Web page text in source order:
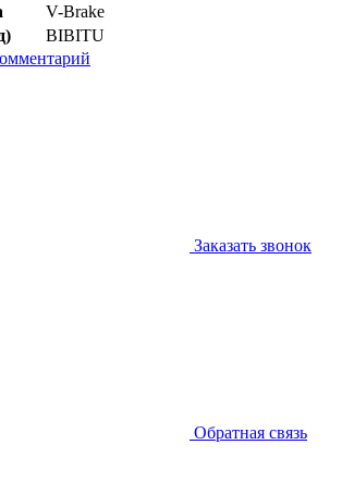
V-Brake
BIBITU
Заказать звонок
Обратная связь